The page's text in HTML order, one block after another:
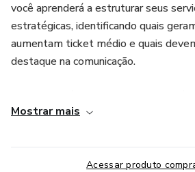
você aprenderá a estruturar seus
estratégicas, identificando quais
aumentam ticket médio e quais
destaque na comunicação.
uma estrutura mais clara, inteligente e
pacientes e fortalecendo a
Mostrar mais
Acessar produto